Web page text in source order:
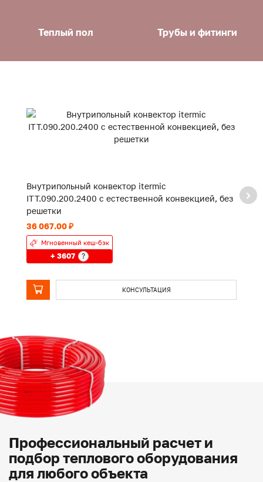
Теплый пол Трубы и фитинги
Внутрипольный конвектор itermic
ITT.090.200.2400 с естественной конвекцией, без
решетки
36 067.00 ₽
Мгновенный кеш-бэк
+ 3607 ?
КОНСУЛЬТАЦИЯ
Профессиональный расчет и
подбор теплового оборудования
для любого объекта